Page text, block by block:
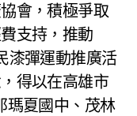
會，積極爭取
支持，推動
漆彈運動推廣活
得以在高雄市
瑪夏國中、茂林